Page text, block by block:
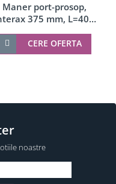
Maner port-prosop,
375 mm, L=400
mm
CERE OFERTA
noastre